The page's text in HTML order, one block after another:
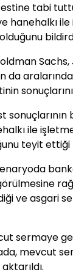
tabi
hanehalkı
da
sonuçlarını
ile
teyit ettiği
ve asgari
sermaye
mevcut